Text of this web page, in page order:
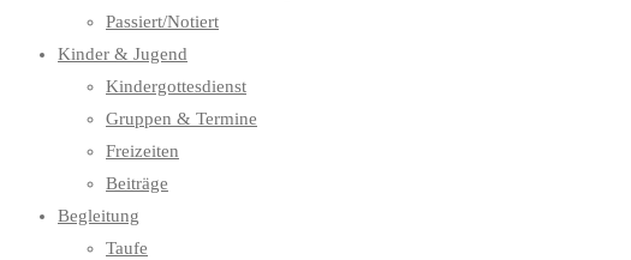
Passiert/Notiert
Kinder & Jugend
Kindergottesdienst
Gruppen & Termine
Freizeiten
Beiträge
Begleitung
Taufe